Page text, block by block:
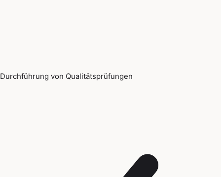
Durchführung von Qualitätsprüfungen